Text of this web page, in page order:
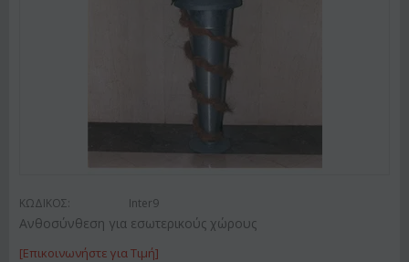
ΚΩΔΙΚΟΣ: Inter9
Ανθοσύνθεση για εσωτερικούς χώρους
[Επικοινωνήστε για Τιμή]